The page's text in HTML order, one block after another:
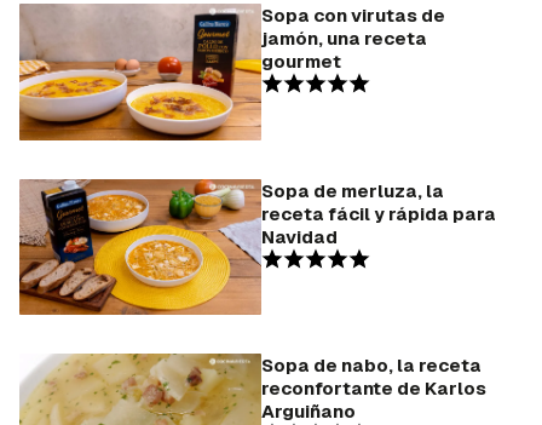
Sopa con virutas de
jamón, una receta
gourmet
Sopa de merluza, la
receta fácil y rápida para
Navidad
Sopa de nabo, la receta
reconfortante de Karlos
Arguiñano